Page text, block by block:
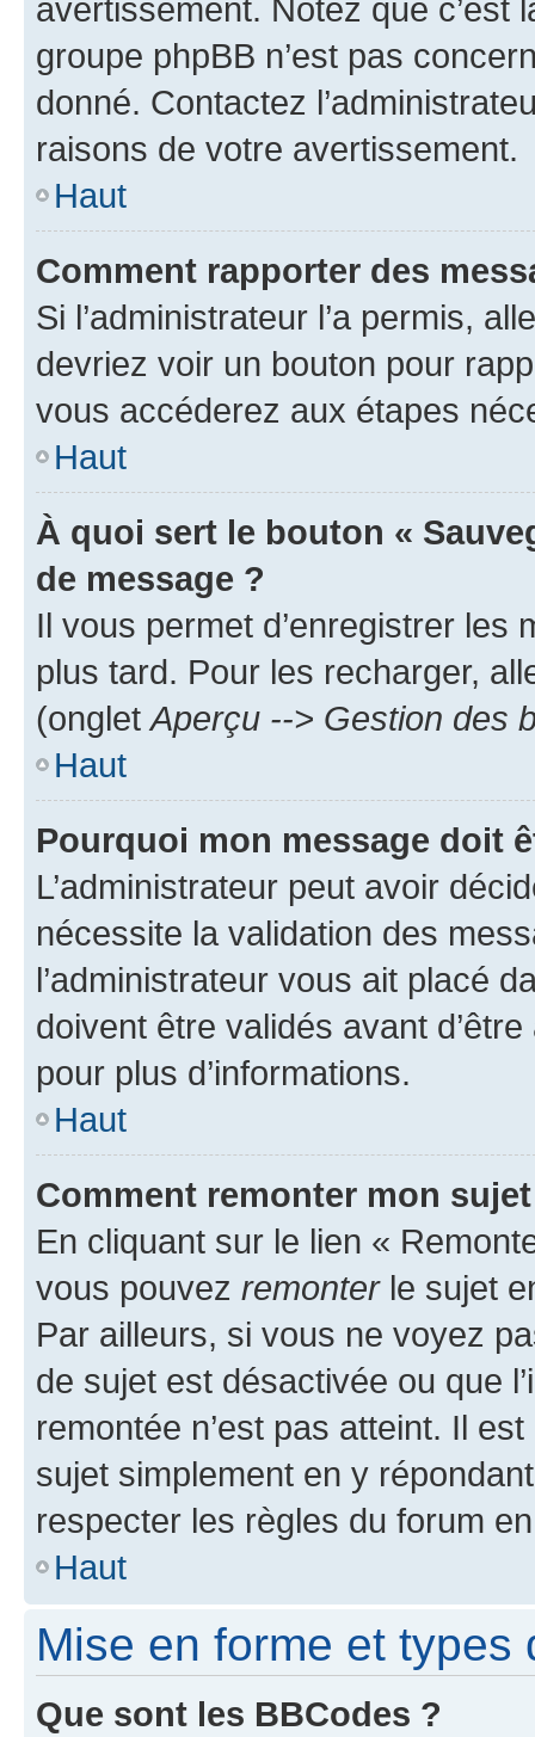
avertissement. Notez que c’est
groupe phpBB n’est pas
donné. Contactez
raisons de votre avertissement.
Haut
Comment rapporter des
Si l’administrateur l’a permis,
devriez voir un bouton pour
vous accéderez aux étapes
Haut
À quoi sert le bouton «
de message ?
Il vous permet d’enregistrer
plus tard. Pour les recharger,
(onglet Aperçu --> Gestion des
Haut
Pourquoi mon message doit
L’administrateur peut avoir
nécessite la validation des
l’administrateur vous ait placé
doivent être validés avant
pour plus d’informations.
Haut
Comment remonter mon
En cliquant sur le lien «
vous pouvez remonterle sujet
Par ailleurs, si vous ne voyez
de sujet est désactivée ou que
remontée n’est pas atteint. Il
sujet simplement en y
respecter les règles du forum
Haut
Mise en forme et types
Que sont les BBCodes ?